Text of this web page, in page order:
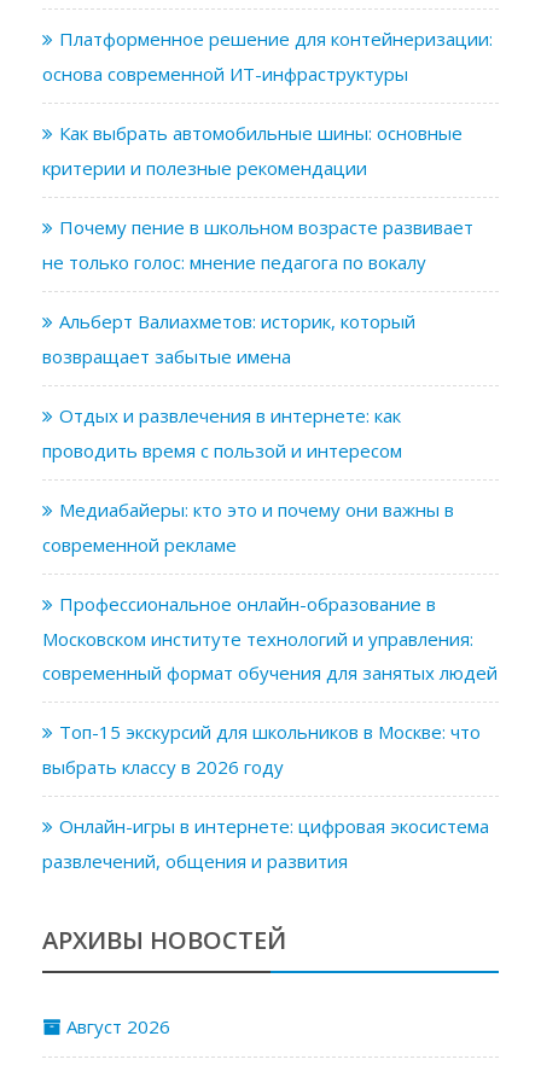
Платформенное решение для контейнеризации:
основа современной ИТ-инфраструктуры
Как выбрать автомобильные шины: основные
критерии и полезные рекомендации
Почему пение в школьном возрасте развивает
не только голос: мнение педагога по вокалу
Альберт Валиахметов: историк, который
возвращает забытые имена
Отдых и развлечения в интернете: как
проводить время с пользой и интересом
Медиабайеры: кто это и почему они важны в
современной рекламе
Профессиональное онлайн-образование в
Московском институте технологий и управления:
современный формат обучения для занятых людей
Топ-15 экскурсий для школьников в Москве: что
выбрать классу в 2026 году
Онлайн-игры в интернете: цифровая экосистема
развлечений, общения и развития
АРХИВЫ НОВОСТЕЙ
Август 2026